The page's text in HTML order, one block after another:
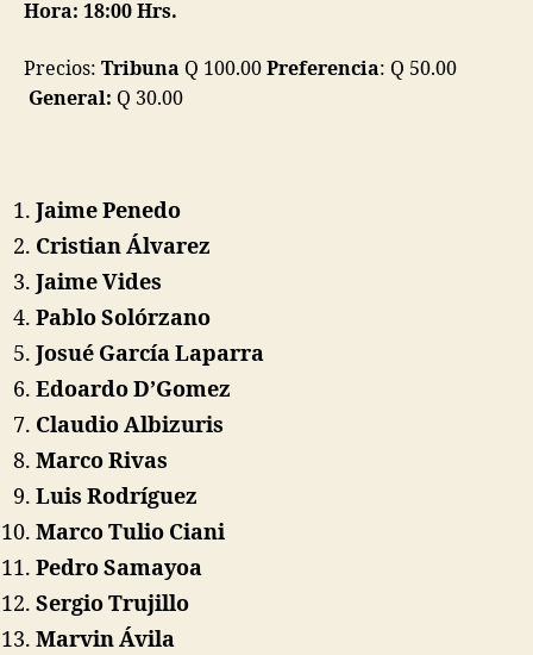
Hora: 18:00 Hrs.
Precios: Tribuna Q 100.00 Preferencia: Q 50.00
General: Q 30.00
Jaime Penedo
Cristian Álvarez
Jaime Vides
Pablo Solórzano
Josué García Laparra
Edoardo D’Gomez
Claudio Albizuris
Marco Rivas
Luis Rodríguez
Marco Tulio Ciani
Pedro Samayoa
Sergio Trujillo
Marvin Ávila